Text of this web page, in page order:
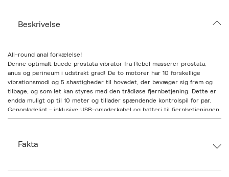
c
t
o
n
Beskrivelse
All-round anal forkælelse!
Denne optimalt buede prostata vibrator fra Rebel masserer prostata,
anus og perineum i udstrakt grad! De to motorer har 10 forskellige
vibrationsmodi og 5 shastigheder til hovedet, der bevæger sig frem og
tilbage, og som let kan styres med den trådløse fjernbetjening. Dette er
endda muligt op til 10 meter og tillader spændende kontrolspil for par.
Genopladeligt - inklusive USB-opladerkabel og batteri til fjernbetjeningen
(CR2032).
Silikone, PU, ??ABS.
Fakta